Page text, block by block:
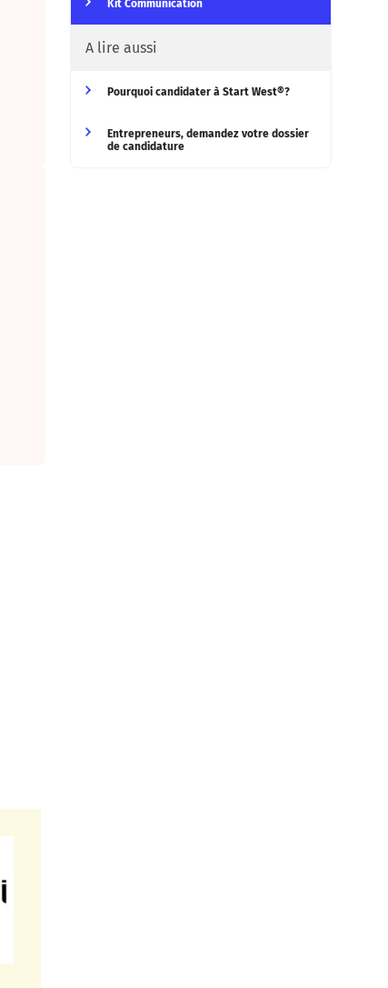
Kit Communication
A lire aussi
Pourquoi candidater à Start West®?
Entrepreneurs, demandez votre dossier
de candidature